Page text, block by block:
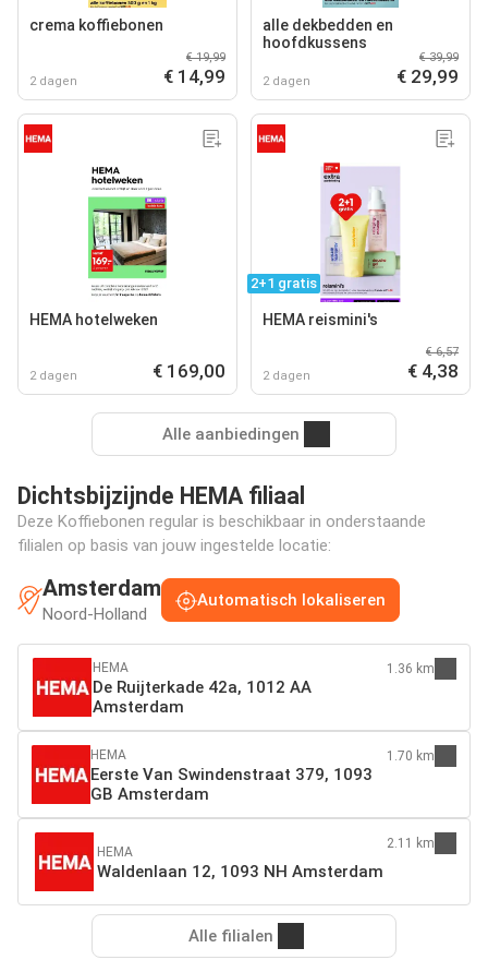
crema koffiebonen
2 dagen
€ 19,99
€ 14,99
alle dekbedden en
hoofdkussens
2 dagen
€ 39,99
€ 29,99
HEMA hotelweken
2 dagen € 169,00
2+1 gratis
HEMA reismini's
2 dagen
€ 6,57
€ 4,38
Alle aanbiedingen
Dichtsbijzijnde HEMA filiaal
Deze Koffiebonen regular is beschikbaar in onderstaande
filialen op basis van jouw ingestelde locatie:
Amsterdam
Noord-Holland
Automatisch lokaliseren
HEMA
De Ruijterkade 42a, 1012 AA
Amsterdam
1.36 km
HEMA
Eerste Van Swindenstraat 379, 1093
GB Amsterdam
1.70 km
HEMA
Waldenlaan 12, 1093 NH Amsterdam
2.11 km
Alle filialen